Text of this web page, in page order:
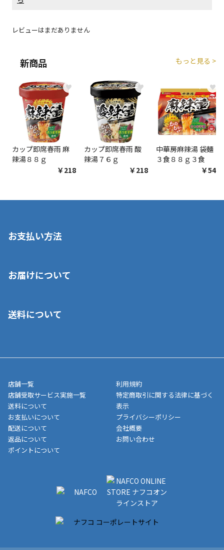
レビューはまだありません
新商品 もっと見る >
♥
カップ即席春雨 麻
辣湯８８ｇ
￥218
♥
カップ即席春雨 酸
辣湯７６ｇ
￥218
♥
中華房麻辣湯 袋麺
３食８８ｇ３食
￥548
お支払い方法
いいただくことはできません。ご了承ください。
■代金引換(代引)※手数料がかかります
■商品によっては一部決済方法が使用できない場合がございま
す。
お届けについて
ご注文が確認出来次第、1～4営業日に発送いたします。「お取り
業日にてお引渡しとなります。(離島などの場合、例外もあります)
メーカー直送品など一部商品については、その他商品との購入に
制限がかかる場合がございます。また発送日についても、通常と
異なる場合がございます。対象商品の説明ページをご確認くださ
い。
■店舗受取をご選択いただいた場合
ご注文が確認出来次第、お受取される店舗在庫を使用してご準備
をさせていただきます。店舗に在庫がない場合は店舗よりお取り
いただく場合がございます。店舗準備でのお渡しとなる為、商品
のみの受け渡しとなります。（箱や納品書は付属しておりませ
ん）店舗で準備が出来次第、メールにてご連絡させていただきま
送料について
店舗一覧
店舗受取サービス実施一覧
送料について
お支払いについて
配送について
返品について
ポイントについて
利用規約
特定商取引に関する法律に基づく
表示
プライバシーポリシー
会社概要
お問い合わせ